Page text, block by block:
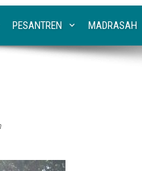
PESANTREN MADRASAH